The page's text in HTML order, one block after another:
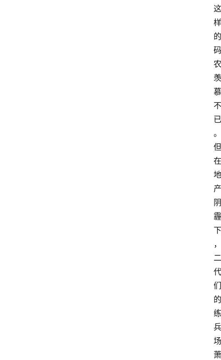
这
样
的
码
农
羡
慕
不
已
。
但
在
地
产
阴
霾
下
，
二
代
们
的
练
兵
场
萧